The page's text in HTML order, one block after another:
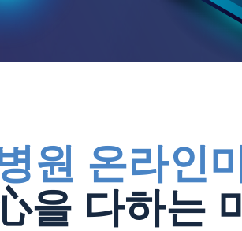
원 온라인
을 다하는